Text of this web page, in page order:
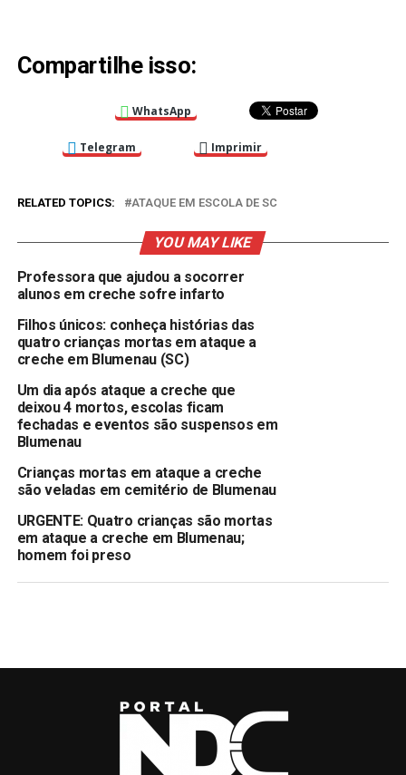
Compartilhe isso:
WhatsApp
Telegram Imprimir
RELATED TOPICS: ATAQUE EM ESCOLA DE SC
YOU MAY LIKE
Professora que ajudou a socorrer
alunos em creche sofre infarto
Filhos únicos: conheça histórias das
quatro crianças mortas em ataque a
creche em Blumenau (SC)
Um dia após ataque a creche que
deixou 4 mortos, escolas ficam
fechadas e eventos são suspensos em
Blumenau
Crianças mortas em ataque a creche
são veladas em cemitério de Blumenau
URGENTE: Quatro crianças são mortas
em ataque a creche em Blumenau;
homem foi preso